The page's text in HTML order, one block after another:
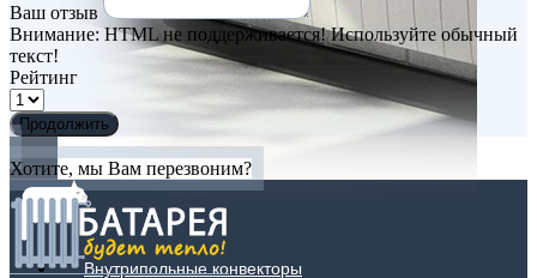
Внутрипольные конвекторы
Ваш отзыв
Внимание: HTML не поддерживается! Используйте обычный
текст!
Рейтинг
Продолжить
Хотите, мы Вам перезвоним?